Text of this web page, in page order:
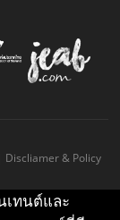
m
Discliamer & Policy
เทนต์และ